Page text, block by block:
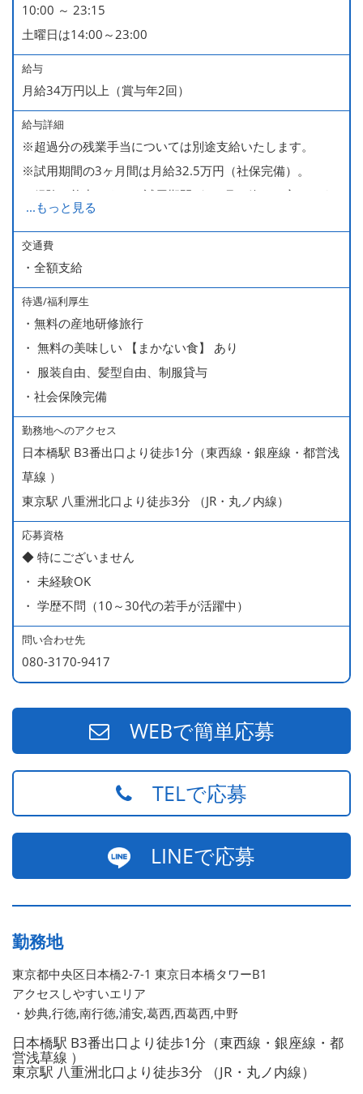
■慶弔休暇
■産休・育休（男性育休取得4名・女性産休2名・育休復帰
率100％ ＊2023～2025年実績）
10:00 ～ 23:15
土曜日は14:00～23:00
給与
月給34万円以上（賞与年2回）
給与詳細
※超過分の残業手当については別途支給いたします。
※試用期間の3ヶ月間は月給32.5万円（社保完備）。
経験・能力により、試用期間が1ヶ月で終わる方もいま
す。
※上記月給には、一律支給のみなし残業手当（月65時間
分・10万円）を含んでいます。
■ 昇給（随時）
■ 賞与 年２回（夏・秋）約１ヶ月分
■ インセンティブ制度（月額約4万円～20万円）
＊店長・料理長候補・統括店長・統括料理長候補の場合
＜給与モデル＞
450万円／社員（20代・入社1年目・入籍予定のパートナ
ー持ち）
490万円／店長代理（20代・入社2年目・入社後に結婚。
ラブラブな新婚さん）
540万円／店長（20代・入社3年目・ 育休取得して、更に
やる気MAXの2児のお父さん）
670万円／統括店長（30代・入社7年目・中学生の長男筆
頭に3人の子供を持つ一家の大黒柱）
...もっと見る
交通費
・全額支給
待遇/福利厚生
・無料の産地研修旅行
・ 無料の美味しい 【まかない食】 あり
・ 服装自由、髪型自由、制服貸与
・社会保険完備
勤務地へのアクセス
日本橋駅 B3番出口より徒歩1分（東西線・銀座線・都営浅
草線 ）
東京駅 八重洲北口より徒歩3分 （JR・丸ノ内線）
応募資格
◆ 特にございません
・ 未経験OK
・ 学歴不問（10～30代の若手が活躍中）
問い合わせ先
080-3170-9417
WEBで簡単応募
TELで応募
LINEで応募
勤務地
東京都中央区日本橋2-7-1 東京日本橋タワーB1
アクセスしやすいエリア
・妙典,行徳,南行徳,浦安,葛西,西葛西,中野
日本橋駅 B3番出口より徒歩1分（東西線・銀座線・都
営浅草線 ）
東京駅 八重洲北口より徒歩3分 （JR・丸ノ内線）